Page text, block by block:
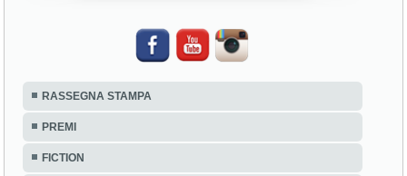
RASSEGNA STAMPA
PREMI
FICTION